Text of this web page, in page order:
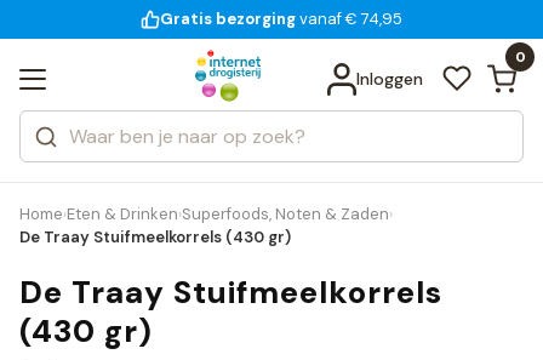
voor 18:00 uur besteld
Gratis bezorgingvanaf € 74,95
14 dagen bedenktijd
Inloggen
0
Zoeken
Categorieën
Merken
Bekijk alle resultaten
Home›Eten & Drinken›Superfoods, Noten & Zaden›
De Traay Stuifmeelkorrels (430 gr)
De Traay Stuifmeelkorrels
(430 gr)